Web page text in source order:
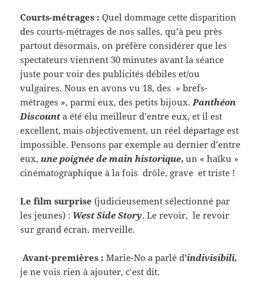
Courts-métrages : Quel dommage cette disparition
des courts-métrages de nos salles, qu’à peu près
partout désormais, on préfère considérer que les
spectateurs viennent 30 minutes avant la séance
juste pour voir des publicités débiles et/ou
vulgaires. Nous en avons vu 18, des » brefs-
métrages », parmi eux, des petits bijoux.Panthéon
Discounta été élu meilleur d’entre eux, et il est
excellent, mais objectivement, un réel départage est
impossible. Pensons par exemple au dernier d’entre
eux, une poignée de main historique, un « haïku »
cinématographique à la fois drôle, grave et triste !
Le film surprise(judicieusement sélectionné par
les jeunes) : West Side Story. Le revoir, le revoir
sur grand écran, merveille.
Avant-premières :Marie-No a parlé d’indivisibili,
je ne vois rien à ajouter, c’est dit.